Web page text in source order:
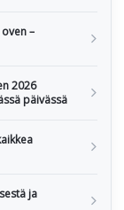
–
2026
päivässä
ja